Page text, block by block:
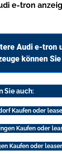
e-tron
Audi e-tron
können
Sie auch:
Kaufen oder
Kaufen oder
Kaufen oder